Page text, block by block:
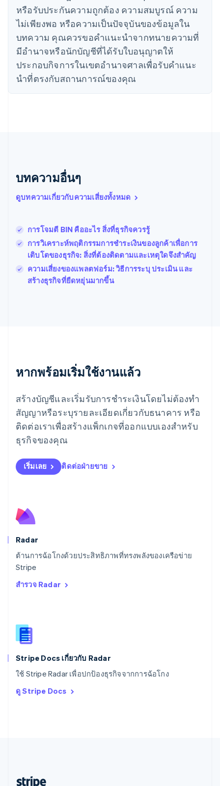
หรือรับประกันความถูกต้อง ความสมบูรณ์ ความ
ไม่เพียงพอ หรือความเป็นปัจจุบันของข้อมูลใน
บทความ คุณควรขอคําแนะนําจากทนายความที่
มีอํานาจหรือนักบัญชีที่ได้รับใบอนุญาตให้
ประกอบกิจการในเขตอํานาจศาลเพื่อรับคําแนะ
นําที่ตรงกับสถานการณ์ของคุณ
บทความอื่นๆ
ดูบทความเกี่ยวกับความเสี่ยงทั้งหมด
การโจมตี BIN คืออะไร สิ่งที่ธุรกิจควรรู้
การวิเคราะห์พฤติกรรมการชําระเงินของลูกค้าเพื่อการ
เติบโตของธุรกิจ: สิ่งที่ต้องติดตามและเหตุใดจึงสำคัญ
ความเสี่ยงของแพลตฟอร์ม: วิธีการระบุ ประเมิน และ
สร้างธุรกิจที่ยืดหยุ่นมากขึ้น
หากพร้อมเริ่มใช้งานแล้ว
สร้างบัญชีและเริ่มรับการชำระเงินโดยไม่ต้องทำ
สัญญาหรือระบุรายละเอียดเกี่ยวกับธนาคาร หรือ
ติดต่อเราเพื่อสร้างแพ็กเกจที่ออกแบบเองสำหรับ
ธุรกิจของคุณ
เริ่มเลย ติดต่อฝ่ายขาย
Radar
ต้านการฉ้อโกงด้วยประสิทธิภาพที่ทรงพลังของเครือข่าย
Stripe
สำรวจ Radar
Stripe Docs เกี่ยวกับ Radar
ใช้ Stripe Radar เพื่อปกป้องธุรกิจจากการฉ้อโกง
ดู Stripe Docs
เดนมาร์ก
English
ไทย
ไทยEnglish
English
นิวซีแลนด์
English
เนเธอร์แลนด์
NederlandsEnglish
PortuguêsEnglish
English
ฟินแลนด์
มอลตา
English
มาเลเซีย
简体中文
เม็กซิโก
ลักเซมเบิร์ก
Français Deutsch English
English
ลิกเตนสไตน์
DeutschEnglish
ลิทัวเนีย
English
สเปน
สโลวาเกีย
English
Deutsch
สวีเดน
สหรัฐอเมริกา
EnglishEspañol简体中文
สหรัฐอาหรับเอมิเรตส์
สหราชอาณาจักร
สิงคโปร์
English
ออสเตรเลีย
English
DeutschEnglish
ItalianoEnglish